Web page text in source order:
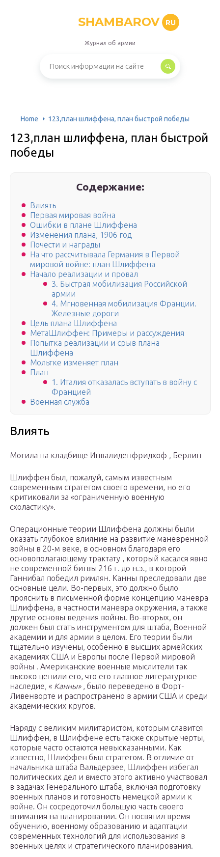
SHAMBAROV RU
Журнал об армии
Home 123,план шлиффена, план быстрой победы
123,план шлиффена, план быстрой
победы
Содержание:
Влиять
Первая мировая война
Ошибки в плане Шлиффена
Изменения плана, 1906 год
Почести и награды
На что рассчитывала Германия в Первой
мировой войне: план Шлиффена
Начало реализации и провал
3. Быстрая мобилизация Российской
армии
4. Мгновенная мобилизация Франции.
Железные дороги
Цель плана Шлиффена
МетаШлиффен: Примеры и рассуждения
Попытка реализации и срыв плана
Шлиффена
Мольтке изменяет план
План
1. Италия отказалась вступать в войну с
Францией
Военная служба
Влиять
Могила на кладбище Инвалиденфридхоф , Берлин
Шлиффен был, пожалуй, самым известным
современным стратегом своего времени, но его
критиковали за «ограниченную военную
схоластику».
Операционные теории Шлиффена должны были
оказать глубокое влияние на развитие маневренной
войны в 20-м веке, в основном благодаря его
основополагающему трактату , который касался явно
не современной битвы 216 г. до н.э., в которой
Ганнибал победил римлян. Канны преследовали две
основные цели. Во-первых, это должно было
прояснить в письменной форме концепцию маневра
Шлиффена, в частности маневра окружения, а также
другие основы ведения войны. Во-вторых, он
должен был стать инструментом для штаба, Военной
академии и для армии в целом. Его теории были
тщательно изучены, особенно в высших армейских
академиях США и Европы после Первой мировой
войны . Американские военные мыслители так
высоко ценили его, что его главное литературное
наследие, « Канны», было переведено в Форт-
Ливенворте и распространено в армии США и среди
академических кругов.
Наряду с великим милитаристом, которым славится
Шлиффен, в Шлиффене есть также скрытые черты,
которые часто остаются невысказанными. Как
известно, Шлиффен был стратегом. В отличие от
начальника штаба Вальдерзее, Шлиффен избегал
политических дел и вместо этого активно участвовал
в задачах Генерального штаба, включая подготовку
военных планов и готовность немецкой армии к
войне. Он сосредоточил большую часть своего
внимания на планировании. Он посвятил время
обучению, военному образованию и адаптации
современных технологий для использования в
военных целях и стратегического планирования.